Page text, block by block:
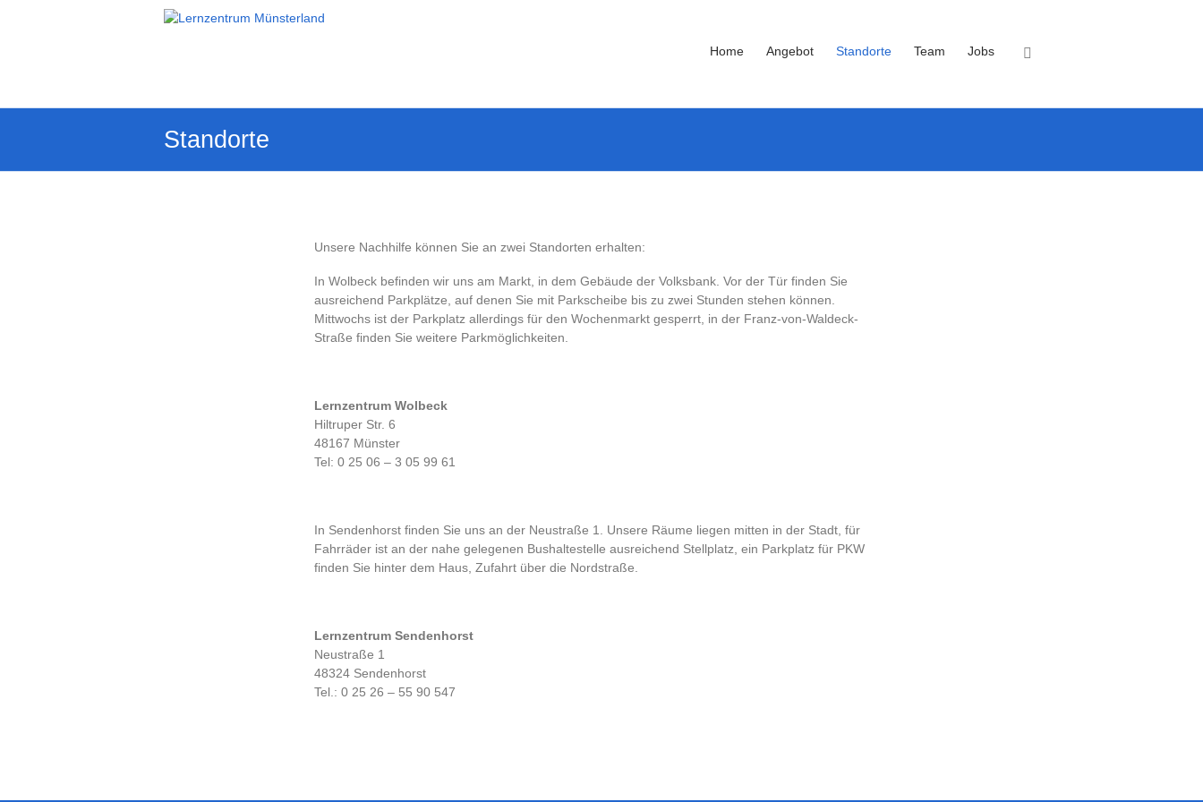
in
Wolbeck
und
Home Angebot Standorte Team Jobs
Standorte
Unsere Nachhilfe können Sie an zwei Standorten erhalten:
In Wolbeck befinden wir uns am Markt, in dem Gebäude der Volksbank. Vor der Tür finden Sie
ausreichend Parkplätze, auf denen Sie mit Parkscheibe bis zu zwei Stunden stehen können.
Mittwochs ist der Parkplatz allerdings für den Wochenmarkt gesperrt, in der Franz-von-Waldeck-
Straße finden Sie weitere Parkmöglichkeiten.
Lernzentrum Wolbeck
Hiltruper Str. 6
48167 Münster
Tel: 0 25 06 – 3 05 99 61
In Sendenhorst finden Sie uns an der Neustraße 1. Unsere Räume liegen mitten in der Stadt, für
Fahrräder ist an der nahe gelegenen Bushaltestelle ausreichend Stellplatz, ein Parkplatz für PKW
finden Sie hinter dem Haus, Zufahrt über die Nordstraße.
Lernzentrum Sendenhorst
Neustraße 1
48324 Sendenhorst
Tel.: 0 25 26 – 55 90 547